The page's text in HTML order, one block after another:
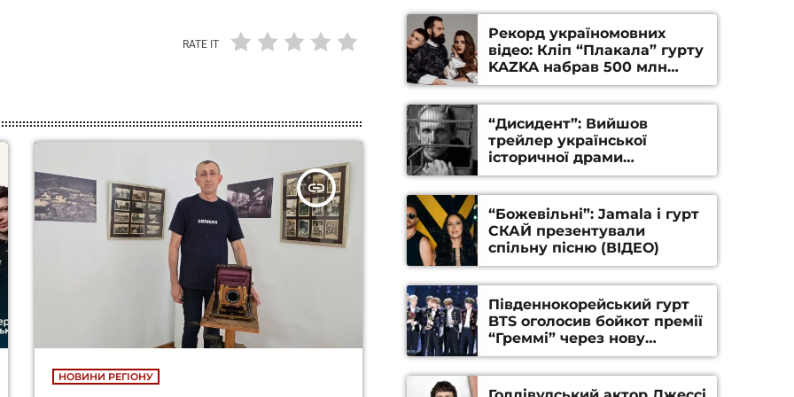
RATE IT
insert_link
НОВИНИ РЕГІОНУ
Рекорд україномовних
відео: Кліп “Плакала” гурту
KAZKA набрав 500 млн
переглядів на YouTube
“Дисидент”: Вийшов
трейлер української
історичної драми
Станіслава Гуренка та
Андрія Алфьорова (ВІДЕО)
“Божевільні”: Jamala і гурт
СКАЙ презентували
спільну пісню (ВІДЕО)
Південнокорейський гурт
BTS оголосив бойкот премії
“Греммі” через нову
номінацію